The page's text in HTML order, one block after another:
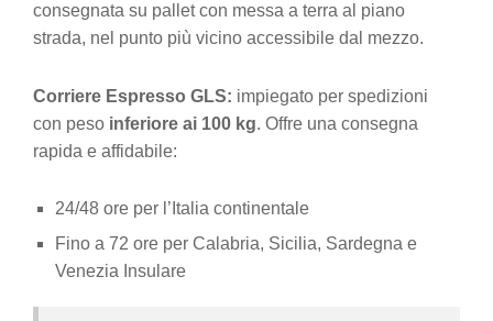
consegnata su pallet con messa a terra al piano
strada, nel punto più vicino accessibile dal mezzo.
Corriere Espresso GLS: impiegato per spedizioni
con peso inferiore ai 100 kg. Offre una consegna
rapida e affidabile:
24/48 ore per l’Italia continentale
Fino a 72 ore per Calabria, Sicilia, Sardegna e
Venezia Insulare